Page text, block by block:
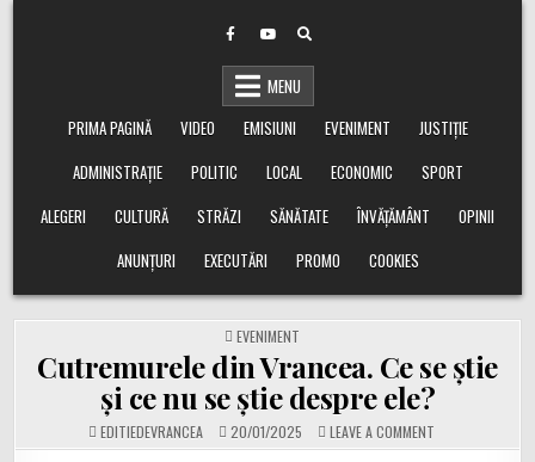
MENU
PRIMA PAGINĂ
VIDEO EMISIUNI EVENIMENT
JUSTIȚIE
ADMINISTRAȚIE
POLITIC LOCAL ECONOMIC
SPORT
ALEGERI
CULTURĂ STRĂZI SĂNĂTATE ÎNVĂȚĂMÂNT
OPINII
ANUNȚURI
EXECUTĂRI PROMO COOKIES
POSTED
IN
EVENIMENT
Cutremurele din Vrancea. Ce se știe
și ce nu se știe despre ele?
EDITIEDEVRANCEA 20/01/2025 LEAVE A COMMENT
CUTREMURELE